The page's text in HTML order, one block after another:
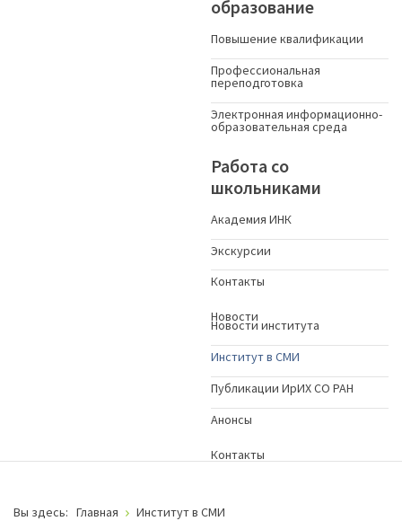
образование
Повышение квалификации
Профессиональная
переподготовка
Электронная информационно-
образовательная среда
Работа со
школьниками
Академия ИНК
Экскурсии
Контакты
Новости
Новости института
Институт в СМИ
Публикации ИрИХ СО РАН
Анонсы
Контакты
Вы здесь: Главная Институт в СМИ